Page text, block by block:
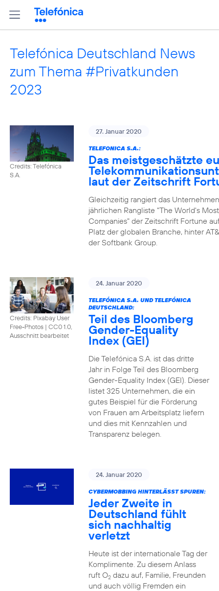
Telefónica Deutschland News
zum Thema #Privatkunden
2023
Credits: Telefónica
S.A.
27. Januar 2020
TELEFONICA S.A.:
Das meistgeschätzte
laut der Zeitschrift
Gleichzeitig rangiert das
jährlichen Rangliste "The World's
Companies" der Zeitschrift Fortune
Platz der globalen Branche, hinter
der Softbank Group.
Credits: Pixabay User
Free-Photos | CC0 1.0,
Ausschnitt bearbeitet
24. Januar 2020
TELEFÓNICA S.A. UND TELEFÓNICA
DEUTSCHLAND:
Teil des Bloomberg
Gender-Equality
Index (GEI)
Die Telefónica S.A. ist das dritte
Jahr in Folge Teil des Bloomberg
Gender-Equality Index (GEI). Dieser
listet 325 Unternehmen, die ein
gutes Beispiel für die Förderung
von Frauen am Arbeitsplatz liefern
und dies mit Kennzahlen und
Transparenz belegen.
24. Januar 2020
CYBERMOBBING HINTERLÄSST SPUREN:
Jeder Zweite in
Deutschland fühlt
sich nachhaltig
verletzt
Heute ist der internationale Tag der
Komplimente. Zu diesem Anlass
ruft O2dazu auf, Familie, Freunden
und auch völlig Fremden ein